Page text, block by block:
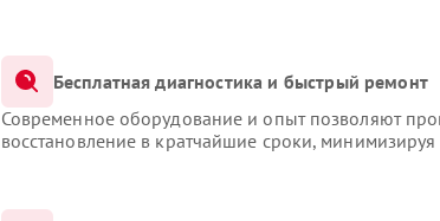
Бесплатная диагностика и быстрый ремонт
Современное оборудование и опыт позволяют
восстановление в кратчайшие сроки, минимизируя